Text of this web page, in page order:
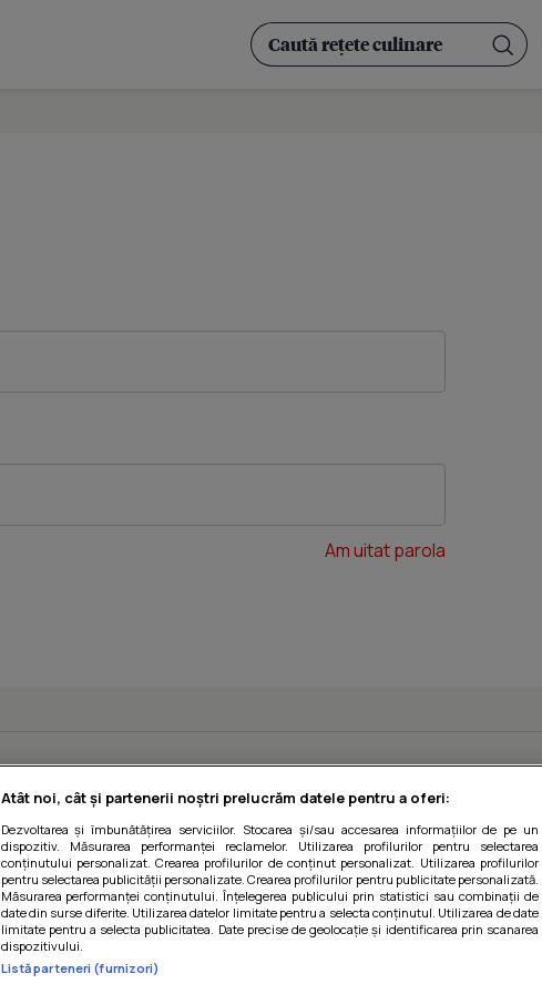
Am uitat parola
Atât noi, cât și partenerii noștri prelucrăm datele pentru a oferi:
Dezvoltarea și îmbunătățirea serviciilor. Stocarea și/sau accesarea informațiilor de pe un
dispozitiv. Măsurarea performanței reclamelor. Utilizarea profilurilor pentru selectarea
conținutului personalizat. Crearea profilurilor de conținut personalizat. Utilizarea profilurilor
pentru selectarea publicității personalizate. Crearea profilurilor pentru publicitate personalizată.
Măsurarea performanței conținutului. Înțelegerea publicului prin statistici sau combinații de
date din surse diferite. Utilizarea datelor limitate pentru a selecta conținutul. Utilizarea de date
limitate pentru a selecta publicitatea. Date precise de geolocație și identificarea prin scanarea
dispozitivului.
Listă parteneri (furnizori)